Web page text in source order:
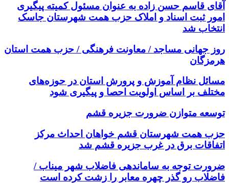
آقای قاسم حسن زاده به عنوان مسئول کمیته پیگیری
امور ثبت اسناد و املاک حزب همت شهرستان جاسک
انتخاب شد
روز جهانی مساجد / معاونت فرهنگی / حزب همت استان
هرمزگان
مسائل نظام آموزش و پرورش استان در حوزه‌های
مختلف بر اساس اولویت احصا و پیگیری شود
توسعه متوازن ضرورت جزیره قشم
حزب همت شهرستان قشم خواهان احداث مرکز
اتفاقات برق در غرب جزیره قشم شد
ضرورت توجه به ساماندهی فاضلاب شهر میناب /
فاضلاب رو گذر چهره معابر را زشت کرده است